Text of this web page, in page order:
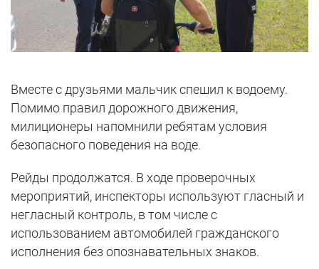
Вместе с друзьями мальчик спешил к водоему.
Помимо правил дорожного движения,
милиционеры напомнили ребятам условия
безопасного поведения на воде.
Рейды продолжатся. В ходе проверочных
мероприятий, инспекторы используют гласный и
негласный контроль, в том числе с
использованием автомобилей гражданского
исполнения без опознавательных знаков.